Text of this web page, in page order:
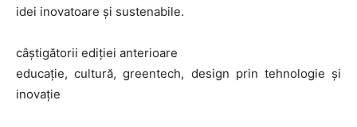
idei inovatoare și sustenabile.
câștigătorii ediției anterioare
educație, cultură, greentech, design prin tehnologie și
inovație